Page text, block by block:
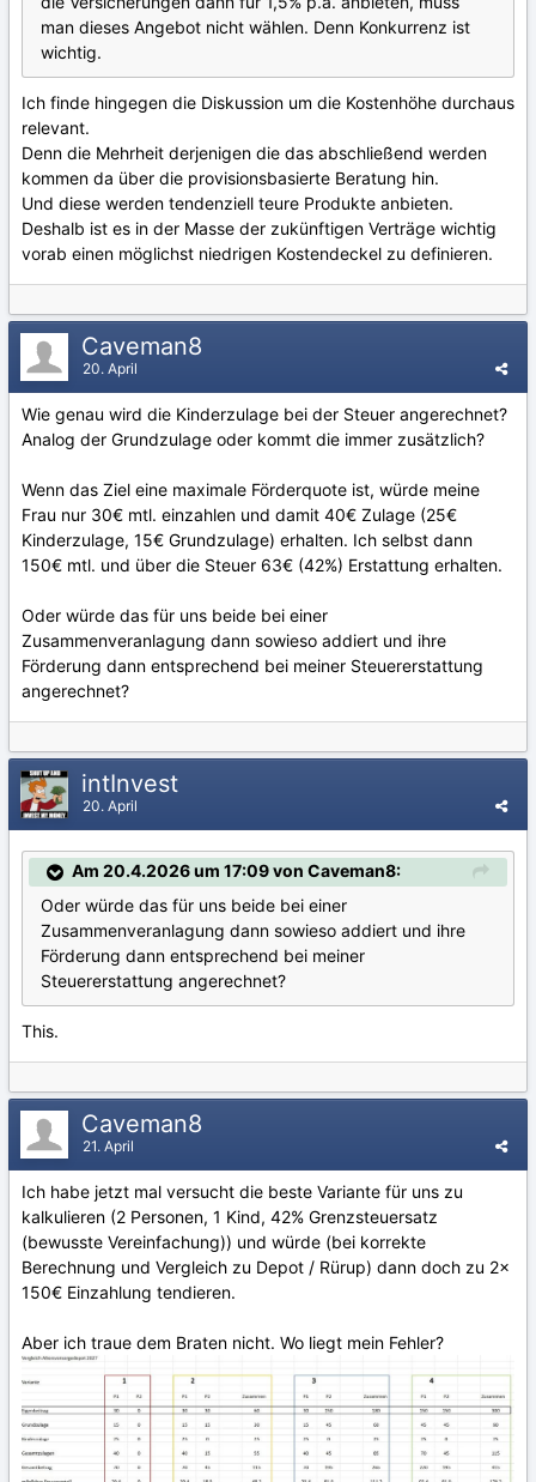
man dieses Angebot nicht wählen. Denn Konkurrenz ist
wichtig.
Ich finde hingegen die Diskussion um die Kostenhöhe durchaus
relevant.
Denn die Mehrheit derjenigen die das abschließend werden
kommen da über die provisionsbasierte Beratung hin.
Und diese werden tendenziell teure Produkte anbieten.
Deshalb ist es in der Masse der zukünftigen Verträge wichtig
vorab einen möglichst niedrigen Kostendeckel zu definieren.
Caveman8
20. April
Wie genau wird die Kinderzulage bei der Steuer angerechnet?
Analog der Grundzulage oder kommt die immer zusätzlich?
Wenn das Ziel eine maximale Förderquote ist, würde meine
Frau nur 30€ mtl. einzahlen und damit 40€ Zulage (25€
Kinderzulage, 15€ Grundzulage) erhalten. Ich selbst dann
150€ mtl. und über die Steuer 63€ (42%) Erstattung erhalten.
Oder würde das für uns beide bei einer
Zusammenveranlagung dann sowieso addiert und ihre
Förderung dann entsprechend bei meiner Steuererstattung
angerechnet?
intInvest
20. April
Am 20.4.2026 um 17:09 von Caveman8:
Oder würde das für uns beide bei einer
Zusammenveranlagung dann sowieso addiert und ihre
Förderung dann entsprechend bei meiner
Steuererstattung angerechnet?
This.
Caveman8
21. April
Ich habe jetzt mal versucht die beste Variante für uns zu
kalkulieren (2 Personen, 1 Kind, 42% Grenzsteuersatz
(bewusste Vereinfachung)) und würde (bei korrekte
Berechnung und Vergleich zu Depot / Rürup) dann doch zu 2x
150€ Einzahlung tendieren.
Aber ich traue dem Braten nicht. Wo liegt mein Fehler?